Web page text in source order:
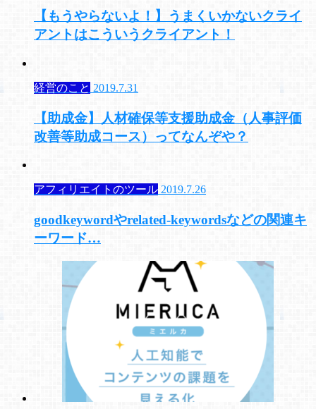
【もうやらないよ！】うまくいかないクライ
アントはこういうクライアント！
経営のこと 2019.7.31
【助成金】人材確保等支援助成金（人事評価
改善等助成コース）ってなんぞや？
アフィリエイトのツール 2019.7.26
goodkeywordやrelated-keywordsなどの関連キ
ーワード…